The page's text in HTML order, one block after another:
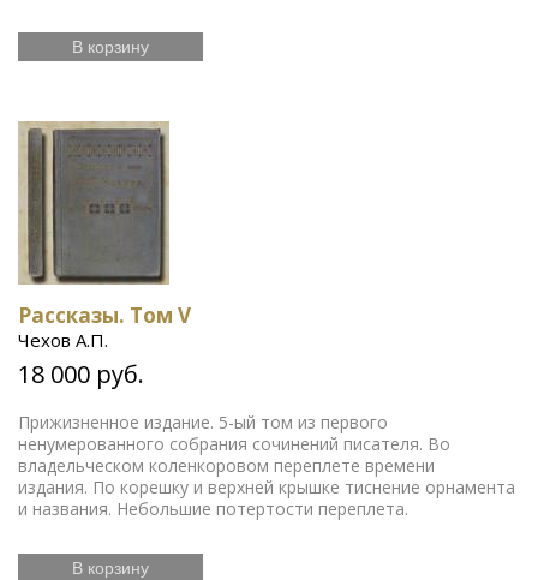
В корзину
Рассказы. Том V
Чехов А.П.
18 000 руб.
Прижизненное издание. 5-ый том из первого
ненумерованного собрания сочинений писателя. Во
владельческом коленкоровом переплете времени
издания. По корешку и верхней крышке тиснение орнамента
и названия. Небольшие потертости переплета.
В корзину